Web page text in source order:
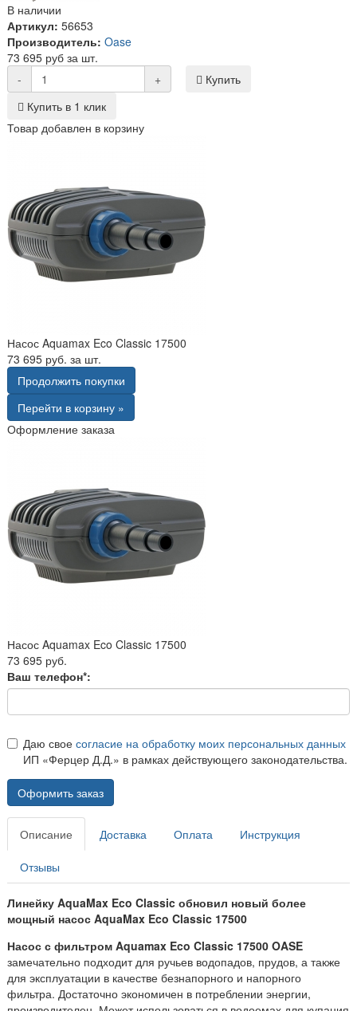
В наличии
Артикул: 56653
Производитель: Oase
73 695 руб за шт.
-
+
Купить
Купить в 1 клик
Товар добавлен в корзину
Насос Aquamax Eco Classic 17500
73 695 руб. за шт.
Продолжить покупки
Перейти в корзину »
Оформление заказа
Насос Aquamax Eco Classic 17500
73 695 руб.
Ваш телефон*:
Даю свое согласие на обработку моих персональных данных
ИП «Ферцер Д.Д.» в рамках действующего законодательства.
Оформить заказ
Описание Доставка Оплата Инструкция
Отзывы
Линейку AquaMax Eco Classic обновил новый более
мощный насос AquaMax Eco Classic 17500
Насос с фильтром Aquamax Eco Classic 17500 OASE
замечательно подходит для ручьев водопадов, прудов, а также
для эксплуатации в качестве безнапорного и напорного
фильтра. Достаточно экономичен в потреблении энергии,